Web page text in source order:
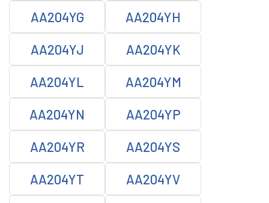
AA204YG AA204YH
AA204YJ AA204YK
AA204YL AA204YM
AA204YN AA204YP
AA204YR AA204YS
AA204YT AA204YV